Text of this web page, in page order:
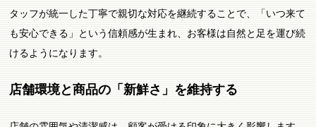
タッフが統一した丁寧で親切な対応を継続することで、「いつ来て
も安心できる」という信頼感が生まれ、お客様は自然と足を運び続
けるようになります。
店舗環境と商品の「新鮮さ」を維持する